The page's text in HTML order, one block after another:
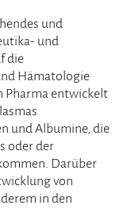
und
und
die
Hämatologie
Pharma entwickelt
und Albumine, die
oder der
Darüber
von
in den